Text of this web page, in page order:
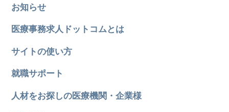
お知らせ
医療事務求人ドットコムとは
サイトの使い方
就職サポート
人材をお探しの医療機関・企業様